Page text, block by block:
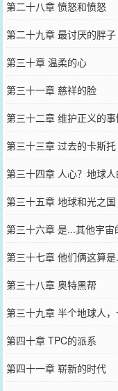
第二十八章 愤怒和愤怒
第二十九章 最讨厌的胖子
第三十章 温柔的心
第三十一章 慈祥的脸
第三十二章 维护正义的
第三十三章 过去的卡斯托
第三十四章 人心？地球人
第三十五章 地球和光之国
第三十六章 是...其他宇宙
第三十七章 他们俩这算是
第三十八章 奥特黑帮
第三十九章 半个地球人
第四十章 TPC的派系
第四十一章 崭新的时代